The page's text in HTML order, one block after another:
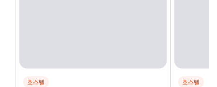
호스텔 호스텔